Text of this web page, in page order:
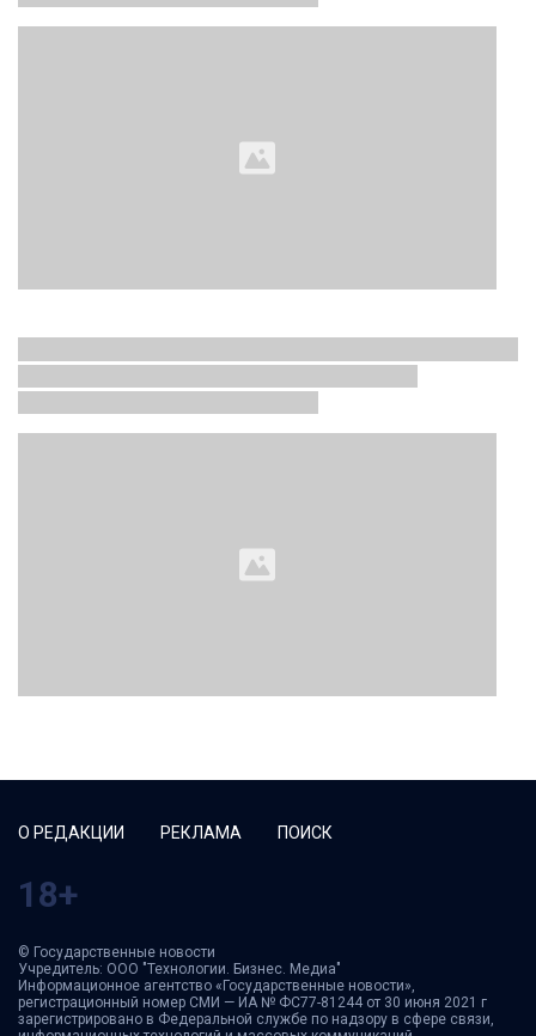
О РЕДАКЦИИ РЕКЛАМА ПОИСК
18+
© Государственные новости
Учредитель: ООО "Технологии. Бизнес. Медиа"
Информационное агентство «Государственные новости»,
регистрационный номер СМИ — ИА № ФС77-81244 от 30 июня 2021 г
зарегистрировано в Федеральной службе по надзору в сфере связи,